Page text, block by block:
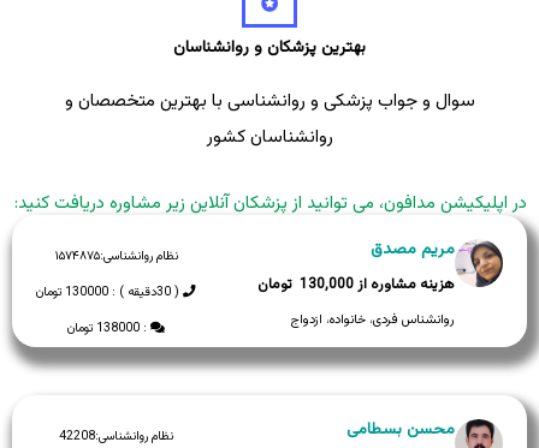
بهترین پزشکان و روانشناسان
سوال و جواب پزشکی و روانشناسی با بهترین متخصصان و
روانشناسان کشور
در اپلیکیشن مدافون، می توانید از پزشکان آنلاین زیر مشاوره دریافت کنید:
نظام روانشناسی:۱۵۷۴۸۷۵
( 30دقیقه ) : 130000 تومان
: 138000 تومان
مریم مصدق
130,000
روانشناس فردی، خانواده، ازدواج
نظام روانشناسی:42208
محسن بسطامی